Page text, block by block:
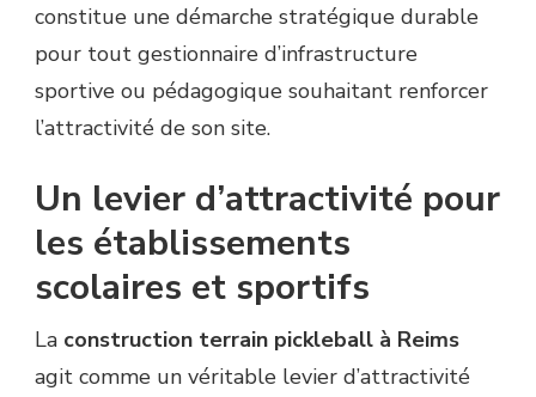
constitue une démarche stratégique durable
pour tout gestionnaire d’infrastructure
sportive ou pédagogique souhaitant renforcer
l’attractivité de son site.
Un levier d’attractivité pour
les établissements
scolaires et sportifs
La construction terrain pickleball à Reims
agit comme un véritable levier d’attractivité